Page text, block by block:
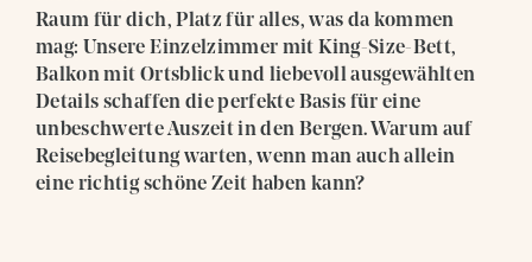
Raum für dich, Platz für alles, was da kommen
mag: Unsere Einzelzimmer mit King-Size-Bett,
Balkon mit Ortsblick und liebevoll ausgewählten
Details schaffen die perfekte Basis für eine
unbeschwerte Auszeit in den Bergen. Warum auf
Reisebegleitung warten, wenn man auch allein
eine richtig schöne Zeit haben kann?